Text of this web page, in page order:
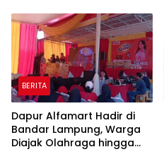
BERITA
Dapur Alfamart Hadir di
Bandar Lampung, Warga
Diajak Olahraga hingga